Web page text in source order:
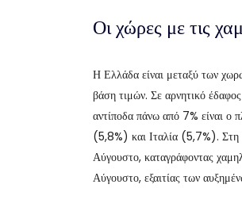
Οι χώρες με τις
Η Ελλάδα είναι μεταξύ των
βάση τιμών. Σε αρνητικό
αντίποδα πάνω από 7% είναι ο
(5,8%) και Ιταλία (5,7%). Στη
Αύγουστο, καταγράφοντας
Αύγουστο, εξαιτίας των